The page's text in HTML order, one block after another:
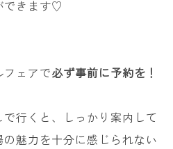
できます♡
ェアで必ず事前に予約を！
行くと、しっかり案内して
魅力を十分に感じられない